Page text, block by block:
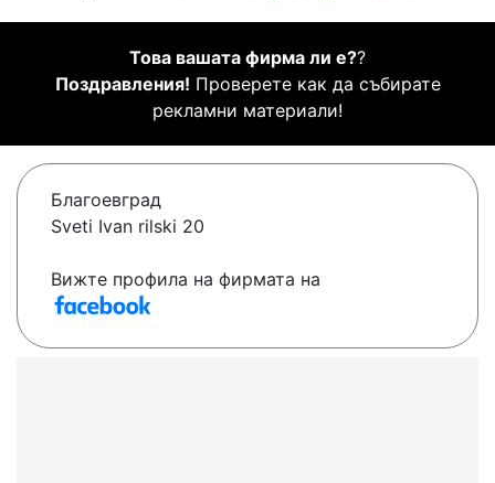
Това вашата фирма ли е??
Поздравления! Проверете как да събирате
рекламни материали!
Благоевград
Sveti Ivan rilski 20
Вижте профила на фирмата на